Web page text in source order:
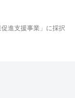
進支援事業」に採択